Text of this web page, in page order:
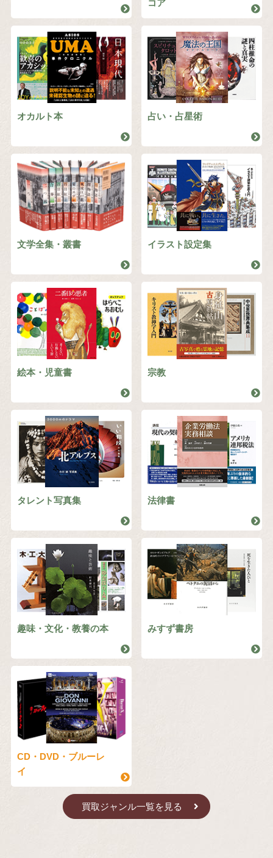
コア
オカルト本 占い・占星術
文学全集・叢書 イラスト設定集
絵本・児童書 宗教
タレント写真集 法律書
趣味・文化・教養の本 みすず書房
CD・DVD・ブルーレ
イ
買取ジャンル一覧を見る